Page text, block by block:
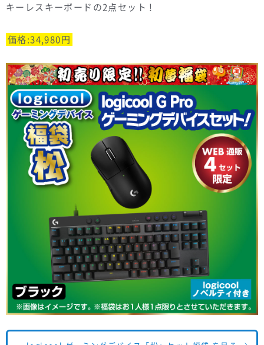
キーレスキーボードの2点セット !
価格:34,980円